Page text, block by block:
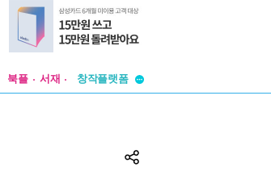
북플 서재
창작플랫폼